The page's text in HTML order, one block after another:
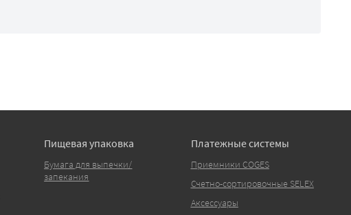
Пищевая упаковка
Бумага для выпечки/
запекания
Платежные системы
Приемники COGES
Счетно-сортировочные SELEX
Аксессуары